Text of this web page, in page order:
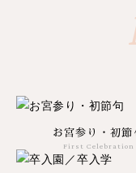
お宮参り・初節
First Celebration